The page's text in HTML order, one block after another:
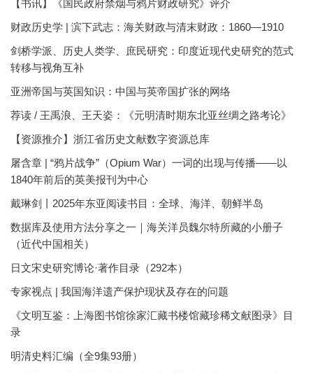
【书讯】《国民政府禁烟与鸦片财政研究》评介
财政历史学 | 滨下武志：海关财政与清末财政：1860—1910
剑桥学派、历史人类学、庶民研究：印度近现代史研究的范式
转移与视角互补
亚洲帝国与英国知识：中国与英帝国扩张的网络
荐读 / 王禹浪、王天姿：《元明清时期东北亚丝绸之路考论》
【资源推介】浙江省历史文献数字资源总库
屠含章 | “鸦片战争”（Opium War）一词的出现与传播——以
1840年前后的英美报刊为中心
戴琳剑丨2025年东亚阅读书目：全球、海洋、朝鲜半岛
数据库及使用方法分享之一｜海关洋员魏尔特所藏的小册子
（近代中国相关）
日文宋史研究博论·著作目录（292本）
专家视点 | 我国海洋遗产保护现状及存在的问题
《文明互鉴：上海图书馆徐家汇藏书楼馆藏珍稀文献图录》目
录
明清史料汇编（全9集93册）